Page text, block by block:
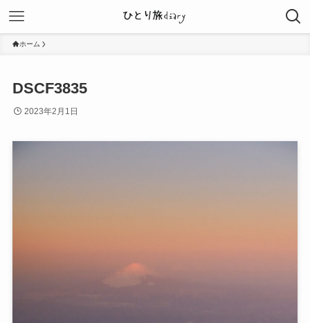
ホーム
DSCF3835
2023年2月1日